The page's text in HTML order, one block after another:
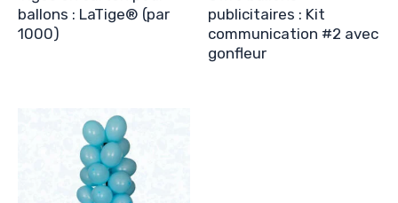
ballons : LaTige® (par
1000)
publicitaires : Kit
communication #2 avec
gonfleur